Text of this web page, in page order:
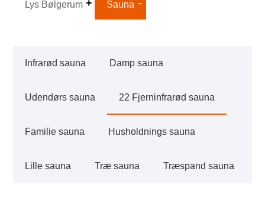
Lys Bølgerum Sauna
Infrarød sauna Damp sauna
Udendørs sauna 22 Fjerninfrarød sauna
Familie sauna Husholdnings sauna
Lille sauna Træ sauna Træspand sauna